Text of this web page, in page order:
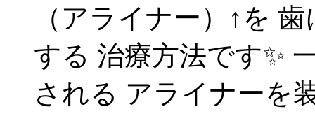
（アライナー）↑を
する 治療方法です✨
される アライナーを